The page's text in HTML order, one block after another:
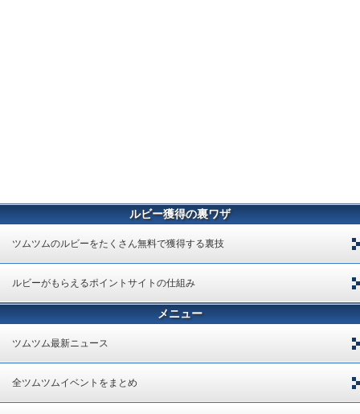
ルビー獲得の裏ワザ
ツムツムのルビーをたくさん無料で獲得する裏技
ルビーがもらえるポイントサイトの仕組み
メニュー
ツムツム最新ニュース
全ツムツムイベントをまとめ